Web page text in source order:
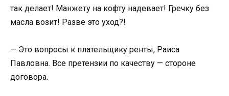
так делает! Манжету на кофту надевает! Гречку без
масла возит! Разве это уход?!
— Это вопросы к плательщику ренты, Раиса
Павловна. Все претензии по качеству — стороне
договора.